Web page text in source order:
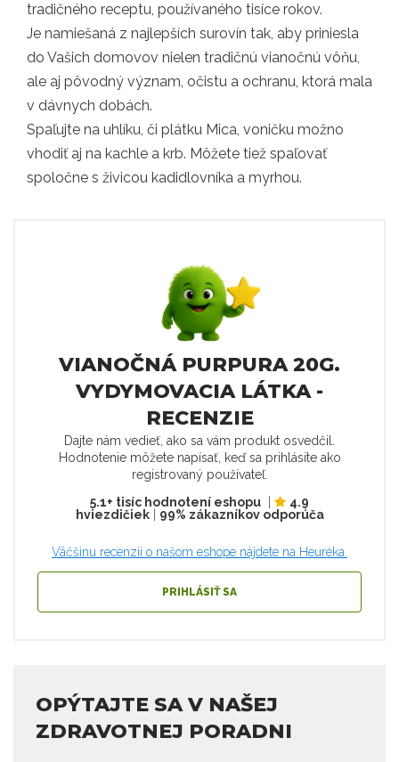
tradičného receptu, používaného tisíce rokov.
Je namiešaná z najlepších surovín tak, aby priniesla
do Vašich domovov nielen tradičnú vianočnú vôňu,
ale aj pôvodný význam, očistu a ochranu, ktorá mala
v dávnych dobách.
Spaľujte na uhlíku, či plátku Mica, voničku možno
vhodiť aj na kachle a krb. Môžete tiež spaľovať
spoločne s živicou kadidlovníka a myrhou.
VIANOČNÁ PURPURA 20G.
VYDYMOVACIA LÁTKA -
RECENZIE
Dajte nám vedieť, ako sa vám produkt osvedčil.
Hodnotenie môžete napísať, keď sa prihlásite ako
registrovaný používateľ.
5.1+ tisíc hodnotení eshopu
4.9
hviezdičiek| 99% zákazníkov odporúča
Väčšinu recenzií o našom eshope nájdete na Heuréka.
PRIHLÁSIŤ SA
OPÝTAJTE SA V NAŠEJ
ZDRAVOTNEJ PORADNI